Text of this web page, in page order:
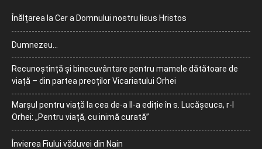
Înălțarea la Cer a Domnului nostru Iisus Hristos
Dumnezeu…
Recunoștință și binecuvântare pentru mamele dătătoare de
viață – din partea preoților Vicariatului Orhei
Marșul pentru viață la cea de-a II-a ediție în s. Lucășeuca, r-l
Orhei: „Pentru viață, cu inimă curată”
Învierea Fiului văduvei din Nain